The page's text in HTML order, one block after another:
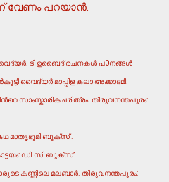
പറയാന്‍.
വൈദ്യര്‍. ടി ഉബൈദ് രചനകള്‍ പ0നങ്ങള്‍
വൈദ്യര്‍ മാപ്പിള കലാ അക്കാദമി.
സാംസ്കാരികചരിത്രം. തിരുവനന്തപൂരം:
മാതൃഭൂമി ബുക്സ് .
ഡി.സി ബുക്സ്.
കണ്ണിലെ മലബാര്‍. തിരുവനന്തപൂരം: